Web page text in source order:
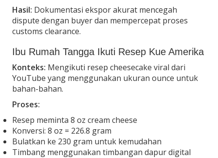
Hasil: Dokumentasi ekspor akurat mencegah
dispute dengan buyer dan mempercepat proses
customs clearance.
Ibu Rumah Tangga Ikuti Resep Kue Amerika
Konteks: Mengikuti resep cheesecake viral dari
YouTube yang menggunakan ukuran ounce untuk
bahan-bahan.
Proses:
Resep meminta 8 oz cream cheese
Konversi: 8 oz = 226.8 gram
Bulatkan ke 230 gram untuk kemudahan
Timbang menggunakan timbangan dapur digital